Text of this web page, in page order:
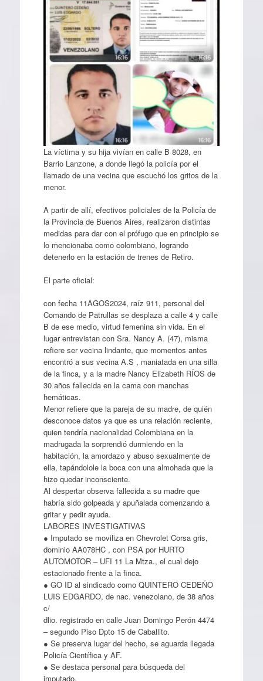
La víctima y su hija vivían en calle B 8028, en
Barrio Lanzone, a donde llegó la policía por el
llamado de una vecina que escuchó los gritos de la
menor.
A partir de allí, efectivos policiales de la Policía de
la Provincia de Buenos Aires, realizaron distintas
medidas para dar con el prófugo que en principio se
lo mencionaba como colombiano, logrando
detenerlo en la estación de trenes de Retiro.
El parte oficial:
con fecha 11AGOS2024, raíz 911, personal del
Comando de Patrullas se desplaza a calle 4 y calle
B de ese medio, virtud femenina sin vida. En el
lugar entrevistan con Sra. Nancy A. (47), misma
refiere ser vecina lindante, que momentos antes
encontró a sus vecina A.S , maniatada en una silla
de la finca, y a la madre Nancy Elizabeth RÍOS de
30 años fallecida en la cama con manchas
hemáticas.
Menor refiere que la pareja de su madre, de quién
desconoce datos ya que es una relación reciente,
quien tendría nacionalidad Colombiana en la
madrugada la sorprendió durmiendo en la
habitación, la amordazo y abuso sexualmente de
ella, tapándolole la boca con una almohada que la
hizo quedar inconsciente.
Al despertar observa fallecida a su madre que
habría sido golpeada y apuñalada comenzando a
gritar y pedir ayuda.
LABORES INVESTIGATIVAS
● Imputado se moviliza en Chevrolet Corsa gris,
dominio AA078HC , con PSA por HURTO
AUTOMOTOR – UFI 11 La Mtza., el cual dejo
estacionado frente a la finca.
● GO ID al sindicado como QUINTERO CEDEÑO
LUIS EDGARDO, de nac. venezolano, de 38 años
c/
dlio. registrado en calle Juan Domingo Perón 4474
– segundo Piso Dpto 15 de Caballito.
● Se preserva lugar del hecho, se aguarda llegada
Policía Científica y AF.
● Se destaca personal para búsqueda del
imputado.